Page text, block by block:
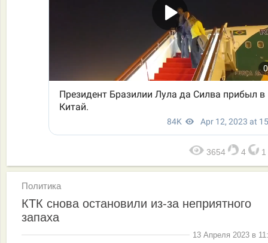
3654 4 1
Политика
КТК снова остановили из-за неприятного
запаха
13 Апреля 2023 в